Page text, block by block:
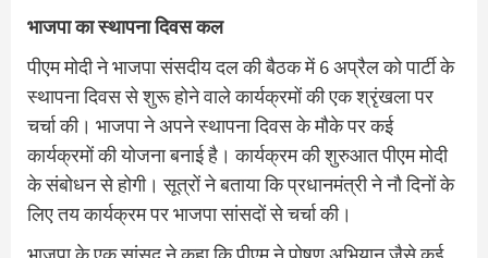
भाजपा का स्थापना दिवस कल
पीएम मोदी ने भाजपा संसदीय दल की बैठक में 6 अप्रैल को पार्टी के
स्थापना दिवस से शुरू होने वाले कार्यक्रमों की एक श्रृंखला पर
चर्चा की। भाजपा ने अपने स्थापना दिवस के मौके पर कई
कार्यक्रमों की योजना बनाई है। कार्यक्रम की शुरुआत पीएम मोदी
के संबोधन से होगी। सूत्रों ने बताया कि प्रधानमंत्री ने नौ दिनों के
लिए तय कार्यक्रम पर भाजपा सांसदों से चर्चा की।